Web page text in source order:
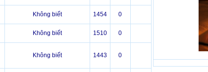
Không biết 1454 0
Không biết 1510 0
Không biết 1443 0